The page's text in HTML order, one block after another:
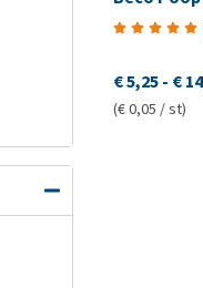
€ 5,25- €
(€ 0,05 / st)